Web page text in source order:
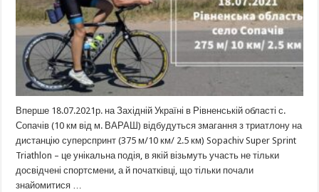
Вперше 18.07.2021р. на Західній Україні в Рівненській області с.
Сопачів (10 км від м. ВАРАШ) відбудуться змагання з триатлону на
дистанцію суперспринт (375 м/10 км/ 2.5 км) Sopachiv Super Sprint
Triathlon – це унікальна подія, в якій візьмуть участь не тільки
досвідчені спортсмени, а й початківці, що тільки почали
знайомитися …